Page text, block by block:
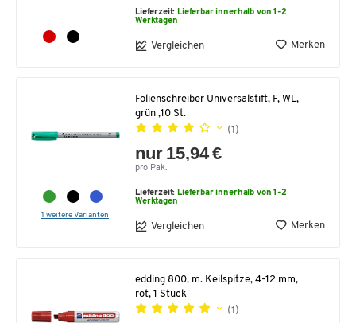
Lieferzeit: Lieferbar innerhalb von 1-2
Werktagen
Vergleichen Merken
1 weitere Varianten
Folienschreiber Universalstift, F, WL,
grün ,10 St.
(1)
nur 15,94 €
pro Pak.
Lieferzeit: Lieferbar innerhalb von 1-2
Werktagen
Vergleichen Merken
edding 800, m. Keilspitze, 4-12 mm,
rot, 1 Stück
(1)